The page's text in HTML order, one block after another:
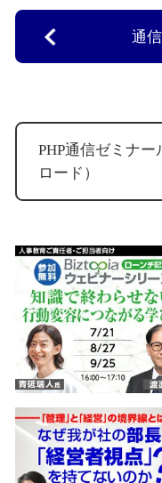
通
PHP通信ゼミナ
ロード）